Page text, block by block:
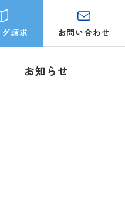
お知らせ
請求 お問い合わせ